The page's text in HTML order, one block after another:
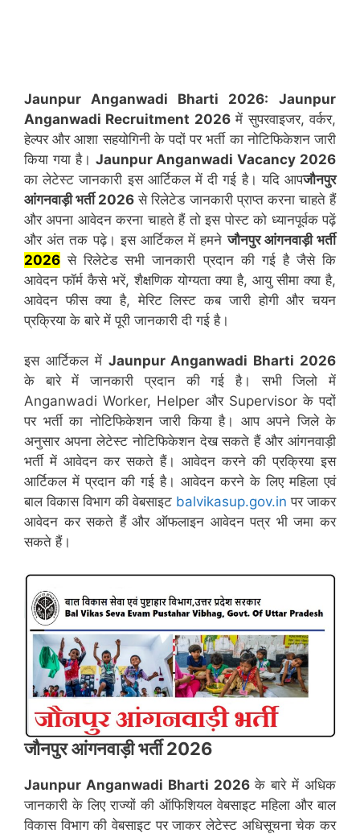
Jaunpur Anganwadi Bharti 2026:
Jaunpur
Anganwadi Recruitment 2026में सुपरवाइजर, वर्कर,
हेल्पर और आशा सहयोगिनी के पदों पर भर्ती का नोटिफिकेशन जारी
किया गया है। Jaunpur Anganwadi Vacancy 2026
का लेटेस्ट जानकारी इस आर्टिकल में दी गई है। यदि आपजौनपुर
आंगनवाड़ी भर्ती 2026 से रिलेटेड जानकारी प्राप्त करना चाहते हैं
और अपना आवेदन करना चाहते हैं तो इस पोस्ट को ध्यानपूर्वक पढ़ें
और अंत तक पढ़े। इस आर्टिकल में हमनेजौनपुरआंगनवाड़ी भर्ती
2026 से रिलेटेड सभी जानकारी प्रदान की गई है जैसे कि
आवेदन फॉर्म कैसे भरें, शैक्षणिक योग्यता क्या है, आयु सीमा क्या है,
आवेदन फीस क्या है, मेरिट लिस्ट कब जारी होगी और चयन
प्रक्रिया के बारे में पूरी जानकारी दी गई है।
इस आर्टिकल में JaunpurAnganwadi Bharti 2026
के बारे में जानकारी प्रदान की गई है। सभी जिलो में
Anganwadi Worker, Helper और Supervisor के पदों
पर भर्ती का नोटिफिकेशन जारी किया है। आप अपने जिले के
अनुसार अपना लेटेस्ट नोटिफिकेशन देख सकते हैं और आंगनवाड़ी
भर्ती में आवेदन कर सकते हैं। आवेदन करने की प्रक्रिया इस
आर्टिकल में प्रदान की गई है। आवेदन करने के लिए महिला एवं
बाल विकास विभाग की वेबसाइट balvikasup.gov.in पर जाकर
आवेदन कर सकते हैं और ऑफलाइन आवेदन पत्र भी जमा कर
सकते हैं।
जौनपुरआंगनवाड़ी भर्ती 2026
Jaunpur Anganwadi Bharti 2026के बारे में अधिक
जानकारी के लिए राज्यों की ऑफिशियल वेबसाइट महिला और बाल
विकास विभाग की वेबसाइट पर जाकर लेटेस्ट अधिसूचना चेक कर